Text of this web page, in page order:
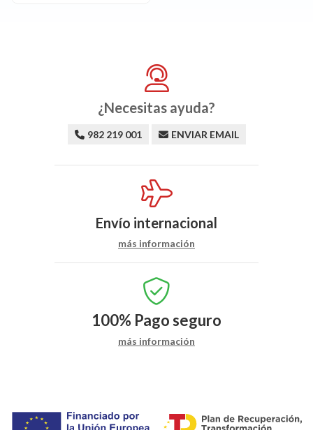
¿Necesitas ayuda?
982 219 001 ENVIAR EMAIL
Envío internacional
más información
100% Pago seguro
más información